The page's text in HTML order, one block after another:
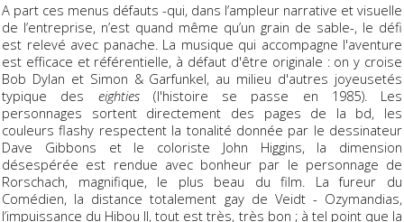
A part ces menus défauts -qui, dans l’ampleur narrative et visuelle
de l’entreprise, n’est quand même qu’un grain de sable-, le défi
est relevé avec panache. La musique qui accompagne l'aventure
est efficace et référentielle, à défaut d'être originale : on y croise
Bob Dylan et Simon & Garfunkel, au milieu d'autres joyeusetés
typique des eighties(l'histoire se passe en 1985). Les
personnages sortent directement des pages de la bd, les
couleurs flashy respectent la tonalité donnée par le dessinateur
Dave Gibbons et le coloriste John Higgins, la dimension
désespérée est rendue avec bonheur par le personnage de
Rorschach, magnifique, le plus beau du film. La fureur du
Comédien, la distance totalement gay de Veidt - Ozymandias,
l’impuissance du Hibou II, tout est très, très bon ; à tel point que la